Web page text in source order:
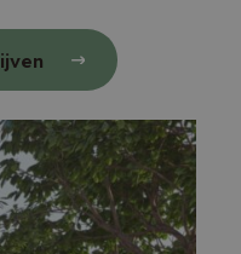
Inschrijven